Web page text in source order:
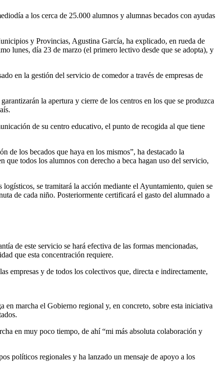
a los cerca de 25.000 alumnos y alumnas becados con ayudas
y Provincias, Agustina García, ha explicado, en rueda de
lunes, día 23 de marzo (el primero lectivo desde que se adopta), y
en la gestión del servicio de comedor a través de empresas de
la apertura y cierre de los centros en los que se produzca
de su centro educativo, el punto de recogida al que tiene
de los becados que haya en los mismos”, ha destacado la
que todos los alumnos con derecho a beca hagan uso del servicio,
se tramitará la acción mediante el Ayuntamiento, quien se
de cada niño. Posteriormente certificará el gasto del alumnado a
de este servicio se hará efectiva de las formas mencionadas,
que esta concentración requiere.
empresas y de todos los colectivos que, directa e indirectamente,
en marcha el Gobierno regional y, en concreto, sobre esta iniciativa
en muy poco tiempo, de ahí “mi más absoluta colaboración y
políticos regionales y ha lanzado un mensaje de apoyo a los